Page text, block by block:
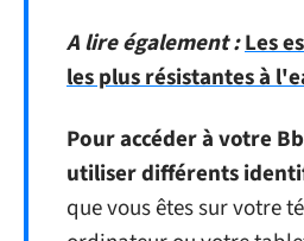
A lire également :Les
les plus résistantes à
Pour accéder à votre
utiliser différents
que vous êtes sur votre